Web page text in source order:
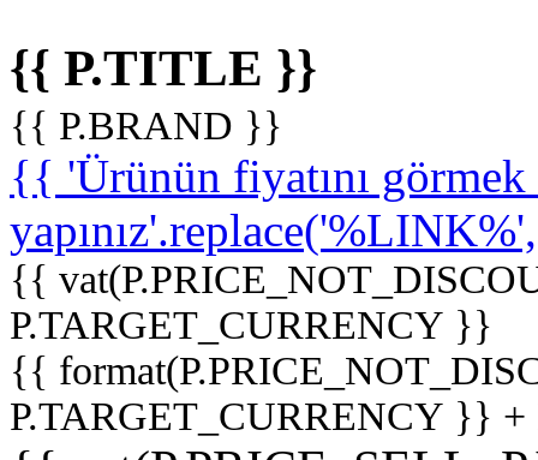
{{ P.TITLE }}
{{ P.BRAND }}
{{ 'Ürünün fiyatını
{{
P.TARGET_CURRENCY }}
{{
P.TARGET_CURRENCY }}